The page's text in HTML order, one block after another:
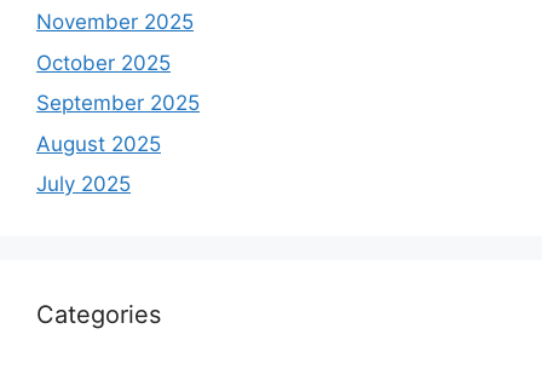
November 2025
October 2025
September 2025
August 2025
July 2025
Categories